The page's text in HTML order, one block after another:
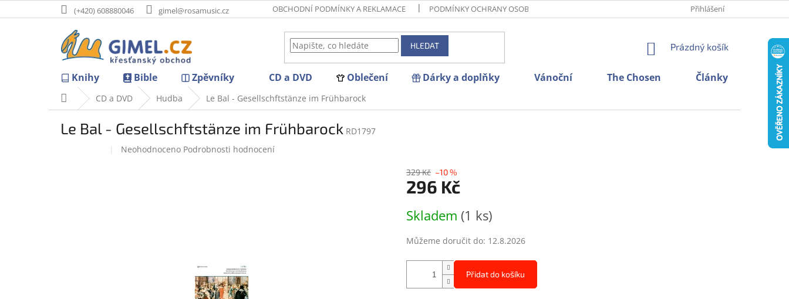
na
(+420) 608880046 gimel@rosamusic.cz OBCHODNÍ PODMÍNKY A REKLAMACE PODMÍNKY OCHRANY OSOBNÍCH ÚDAJŮ Přihlášení
HLEDAT
NÁKUPNÍ
Prázdný košík
Knihy Bible Zpěvníky CD a DVD Oblečení Dárky a doplňky Vánoční The Chosen Články
Domů CD a DVD Hudba Le Bal - Gesellschftstänze im Frühbarock
Le Bal - Gesellschftstänze im Frühbarock RD1797
Průměrné
Neohodnoceno Podrobnosti hodnocení
329 Kč –10 %
296 Kč
cena:
Skladem (1 ks)
Můžeme doručit do: 12.8.2026
Přidat do košíku